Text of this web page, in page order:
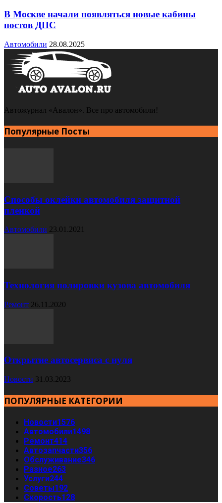
В Москве начали появляться новые кабины
постов ДПС
Автомобили 28.08.2025
Автожурнал «Авалон». Все про автомобили!
Популярные Посты
Способы оклейки автомобиля защитной
пленкой
Автомобили 23.01.2021
Технология полировки кузова автомобиля
Ремонт 26.11.2020
Открытие автосервиса с нуля
Новости 31.03.2023
ПОПУЛЯРНЫЕ КАТЕГОРИИ
Новости1576
Автомобили1498
Ремонт414
Автозапчасти356
Обслуживание346
Разное263
Услуги244
Советы192
Скорость128